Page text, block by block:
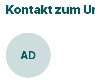
Kontakt zum
AD